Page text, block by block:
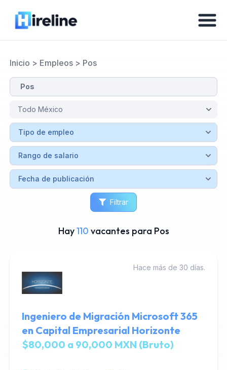
Inicio > Empleos> Pos
Filtrar
Hay110 vacantes para Pos
Hace más de 30 días.
Ingeniero de Migración Microsoft 365
en Capital Empresarial Horizonte
$80,000 a 90,000 MXN (Bruto)